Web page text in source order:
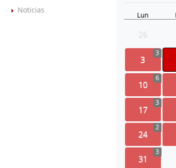
Noticias
Lun
26
3
3
10
6
17
3
24
2
31
3